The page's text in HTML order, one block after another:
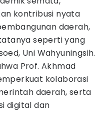
kontribusi nyata
daerah,
seperti yang
Uni Wahyuningsih.
Prof. Akhmad
kolaborasi
daerah, serta
digital dan